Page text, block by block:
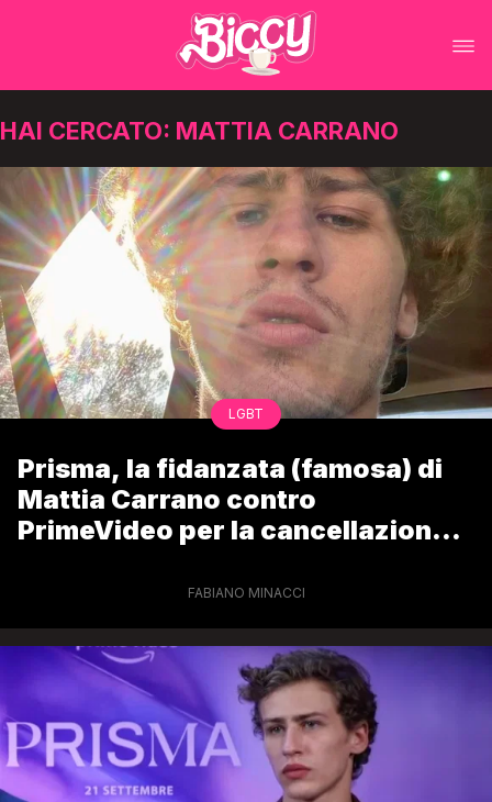
HAI CERCATO: MATTIA CARRANO
LGBT
Prisma, la fidanzata (famosa) di
Mattia Carrano contro
PrimeVideo per la cancellazione
FABIANO MINACCI